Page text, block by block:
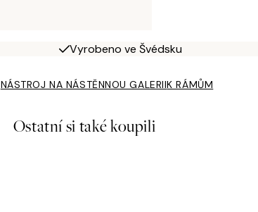
Vyrobeno ve Švédsku
NÁSTROJ NA NÁSTĚNNOU GALERIIK RÁMŮM
Ostatní si také koupili